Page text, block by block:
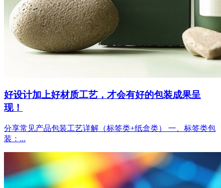
好设计加上好材质工艺，才会有好的包装成果呈
现！
分享常见产品包装工艺详解（标签类+纸盒类） 一、标签类包
装：...